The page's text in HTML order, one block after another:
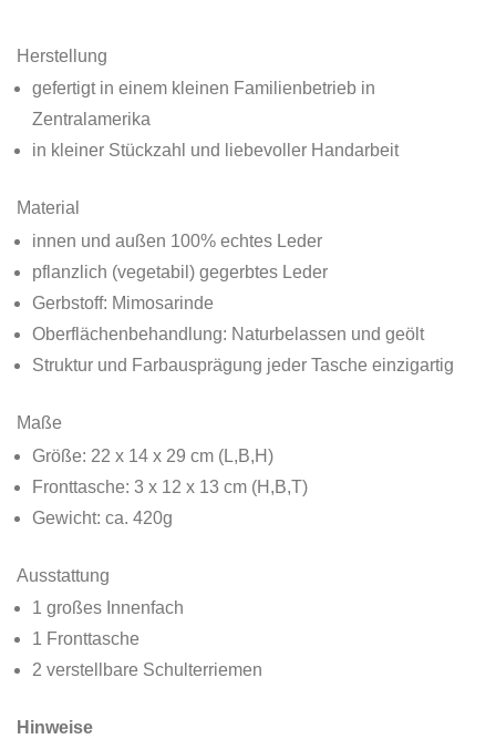
Herstellung
gefertigt in einem kleinen Familienbetrieb in
Zentralamerika
in kleiner Stückzahl und liebevoller Handarbeit
Material
innen und außen 100% echtes Leder
pflanzlich (vegetabil) gegerbtes Leder
Gerbstoff: Mimosarinde
Oberflächenbehandlung: Naturbelassen und geölt
Struktur und Farbausprägung jeder Tasche einzigartig
Maße
Größe: 22 x 14 x 29 cm (L,B,H)
Fronttasche: 3 x 12 x 13 cm (H,B,T)
Gewicht: ca. 420g
Ausstattung
1 großes Innenfach
1 Fronttasche
2 verstellbare Schulterriemen
Hinweise